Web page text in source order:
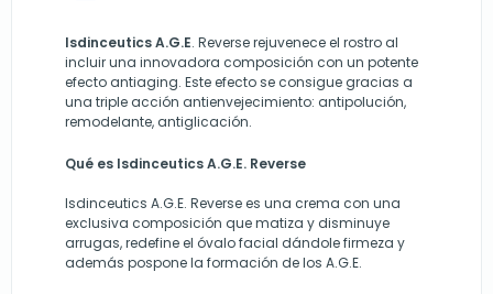
Isdinceutics A.G.E. Reverse rejuvenece el rostro al
incluir una innovadora composición con un potente
efecto antiaging. Este efecto se consigue gracias a
una triple acción antienvejecimiento: antipolución,
remodelante, antiglicación.
Qué es Isdinceutics A.G.E. Reverse
Isdinceutics A.G.E. Reverse es una crema con una
exclusiva composición que matiza y disminuye
arrugas, redefine el óvalo facial dándole firmeza y
además pospone la formación de los A.G.E.